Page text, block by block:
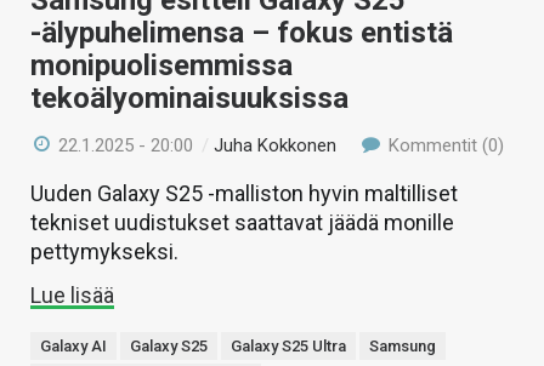
-älypuhelimensa – fokus entistä
monipuolisemmissa
tekoälyominaisuuksissa
22.1.2025 - 20:00 /Juha Kokkonen Kommentit (0)
Uuden Galaxy S25 -malliston hyvin maltilliset
tekniset uudistukset saattavat jäädä monille
pettymykseksi.
Lue lisää
Galaxy AI Galaxy S25 Galaxy S25 Ultra
Samsung